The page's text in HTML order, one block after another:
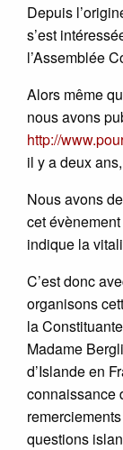
Depuis
s’est
l’Assemblée
Alors même
nous avons
http://
il y a deux
Nous avons
cet
indique la
C’est donc
organisons
la
Madame
d’Islande en
connaissance
questions